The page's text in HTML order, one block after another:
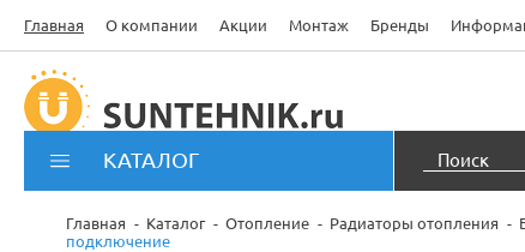
Главная О компании Акции Монтаж Бренды
КАТАЛОГ
Главная Каталог Отопление Радиаторы отопления
подключение